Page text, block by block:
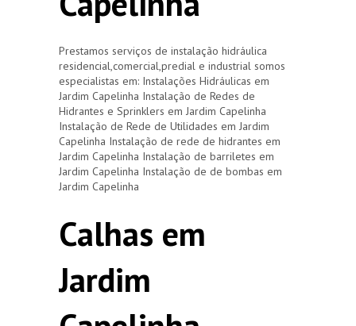
Prestamos serviços de instalação hidráulica
residencial,comercial,predial e industrial somos
especialistas em: Instalações Hidráulicas em
Jardim Capelinha Instalação de Redes de
Hidrantes e Sprinklers em Jardim Capelinha
Instalação de Rede de Utilidades em Jardim
Capelinha Instalação de rede de hidrantes em
Jardim Capelinha Instalação de barriletes em
Jardim Capelinha Instalação de de bombas em
Jardim Capelinha
Calhas em
Jardim